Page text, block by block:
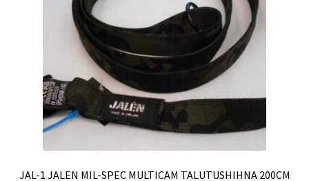
JAL-1 JALEN MIL-SPEC MULTICAM TALUTUSHIHNA 200CM